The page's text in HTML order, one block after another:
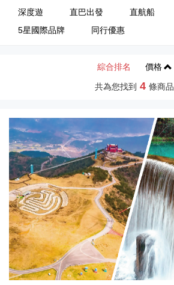
深度遊
直巴出發 直航船
5星國際品牌
同行優惠
綜合排名 價格
共為您找到 4 條商品